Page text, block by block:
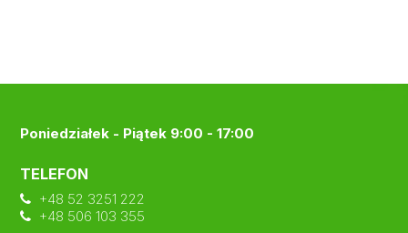
Poniedziałek - Piątek 9:00 - 17:00
TELEFON
+48 52 3251 222
+48 506 103 355